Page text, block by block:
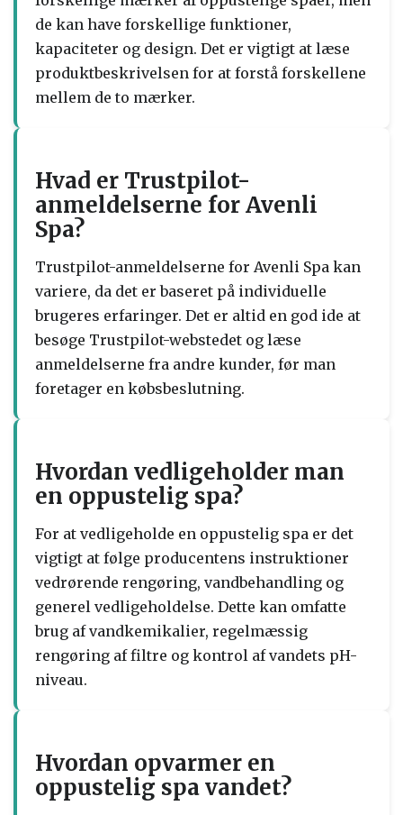
de kan have forskellige funktioner,
kapaciteter og design. Det er vigtigt at læse
produktbeskrivelsen for at forstå forskellene
mellem de to mærker.
Hvad er Trustpilot-
anmeldelserne for Avenli
Spa?
Trustpilot-anmeldelserne for Avenli Spa kan
variere, da det er baseret på individuelle
brugeres erfaringer. Det er altid en god ide at
besøge Trustpilot-webstedet og læse
anmeldelserne fra andre kunder, før man
foretager en købsbeslutning.
Hvordan vedligeholder man
en oppustelig spa?
For at vedligeholde en oppustelig spa er det
vigtigt at følge producentens instruktioner
vedrørende rengøring, vandbehandling og
generel vedligeholdelse. Dette kan omfatte
brug af vandkemikalier, regelmæssig
rengøring af filtre og kontrol af vandets pH-
niveau.
Hvordan opvarmer en
oppustelig spa vandet?